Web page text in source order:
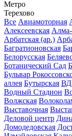
Метро
Терехово
Все Авиамоторная
Алексеевская
Арбатская (ар.)
Багратионовская
Белорусская
Ботанический Сад
Бульвар
аллея Бутырская
Водный Стадион
Волжская
Выставочная
Деловой центр
Домодедовская